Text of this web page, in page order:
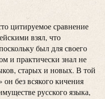
цитируемое сравнение
взял, что
был для своего
и практически знал не
старых и новых. В той
без всякого кичения
русского языка,